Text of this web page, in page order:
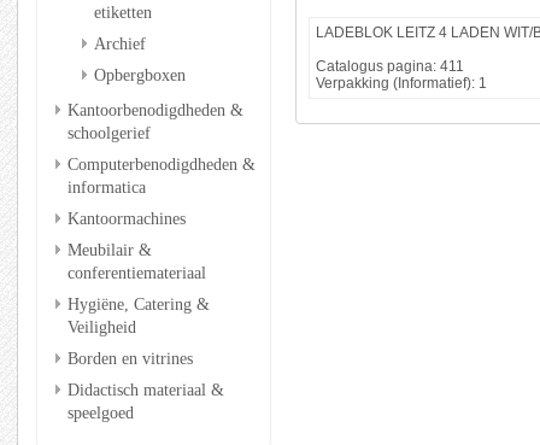
etiketten
Archief
Opbergboxen
Kantoorbenodigdheden &
schoolgerief
Computerbenodigdheden &
informatica
Kantoormachines
Meubilair &
conferentiemateriaal
Hygiëne, Catering &
Veiligheid
Borden en vitrines
Didactisch materiaal &
speelgoed
LADEBLOK LEITZ 4 LADEN WIT/
Catalogus pagina: 411
Verpakking (Informatief): 1